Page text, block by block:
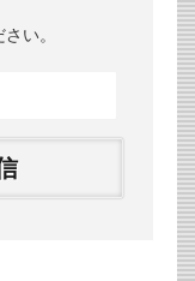
い。